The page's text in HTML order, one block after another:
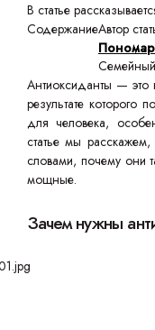
В статье
СодержаниеАвтор
Семейный
Антиоксиданты — это
результате которого
для человека,
статье мы расскажем,
словами, почему они
мощные.
Зачем нужны